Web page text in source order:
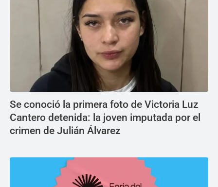
Se conoció la primera foto de Victoria Luz
Cantero detenida: la joven imputada por el
crimen de Julián Álvarez